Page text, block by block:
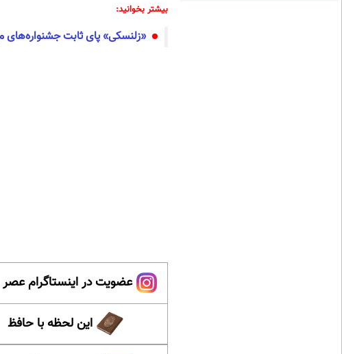
بیشتر بخوانید:
«زلنسکی» پای ثابت جشنواره‌های
عضویت در اینستاگرام عصر
این لحظه با حافظ